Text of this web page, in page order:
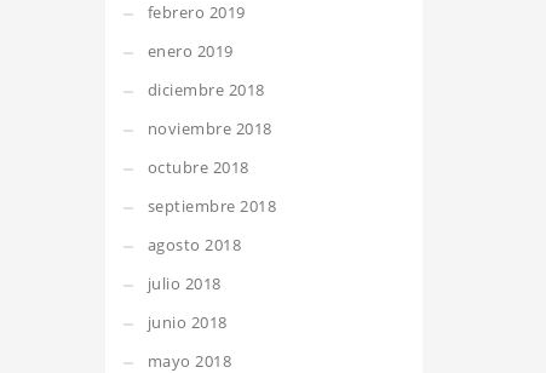
febrero 2019
enero 2019
diciembre 2018
noviembre 2018
octubre 2018
septiembre 2018
agosto 2018
julio 2018
junio 2018
mayo 2018